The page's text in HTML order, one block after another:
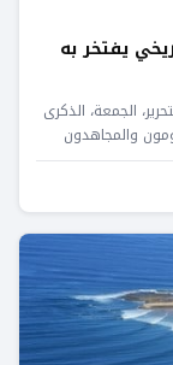
يفتخر به
الجمعة، الذكرى
والمجاهدون